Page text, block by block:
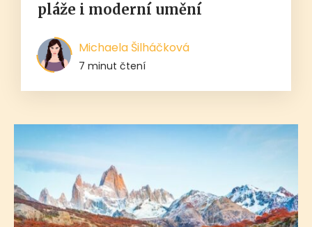
pláže i moderní umění
Michaela Šilháčková
7 minut čtení